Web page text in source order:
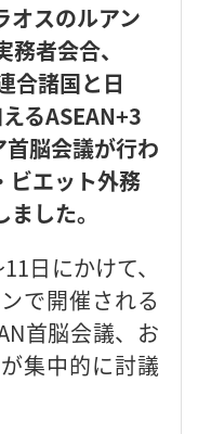
オスのルアン
者会合、
合諸国と日
るASEAN+3
脳会議が行わ
ビエット外務
した。
日にかけて、
で開催される
首脳会議、お
集中的に討議